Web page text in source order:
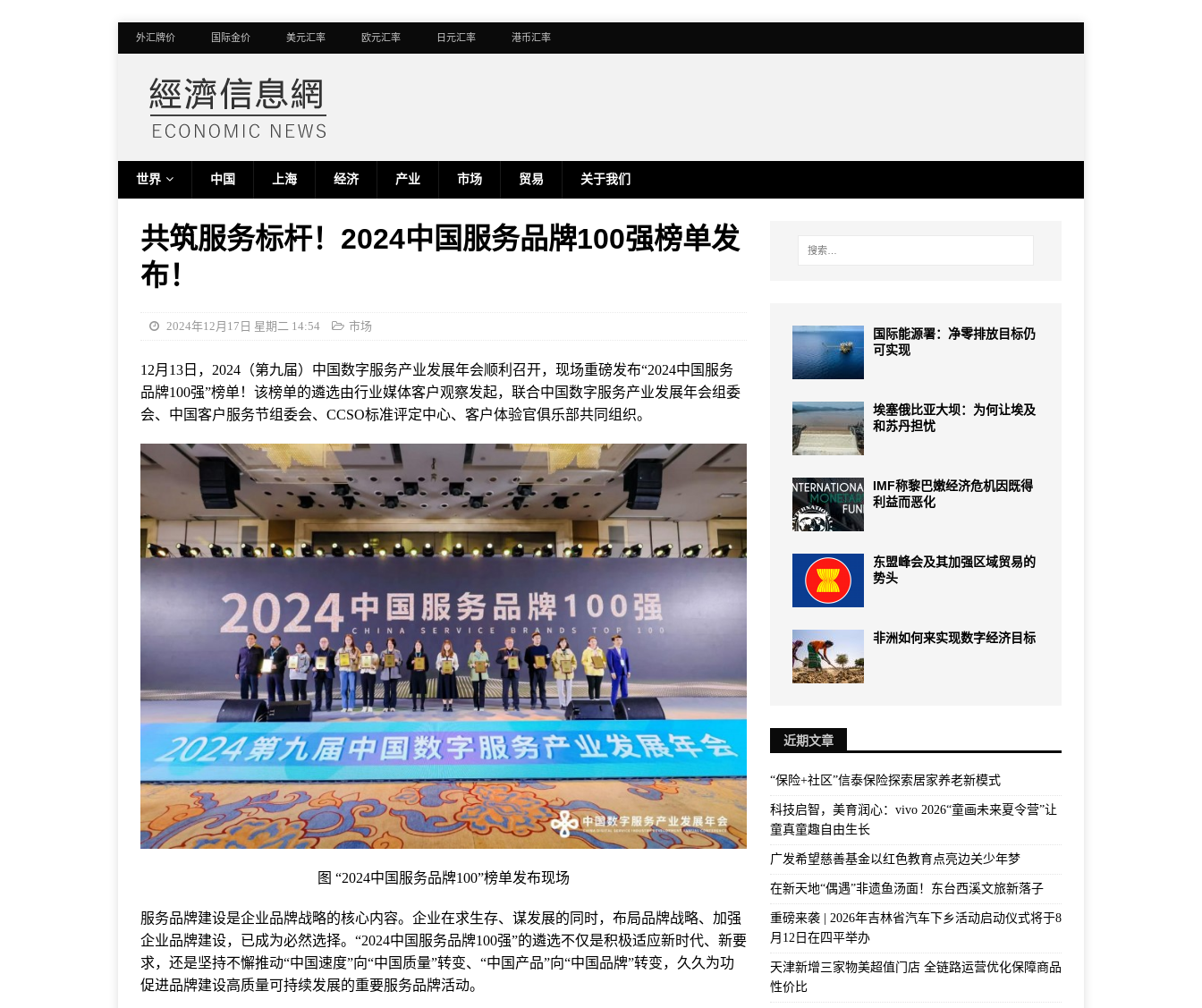
外汇牌价 国际金价 美元汇率 欧元汇率 日元汇率 港币汇率
世界 中国 上海 经济 产业 市场 贸易 关于我们
共筑服务标杆！2024中国服务品牌100强榜单发
布！
2024年12月17日 星期二 14:54 市场
12月13日，2024（第九届）中国数字服务产业发展年会顺利召开，现场重磅发布“2024中国服务
品牌100强”榜单！该榜单的遴选由行业媒体客户观察发起，联合中国数字服务产业发展年会组委
会、中国客户服务节组委会、CCSO标准评定中心、客户体验官俱乐部共同组织。
图 “2024中国服务品牌100”榜单发布现场
服务品牌建设是企业品牌战略的核心内容。企业在求生存、谋发展的同时，布局品牌战略、加强
企业品牌建设，已成为必然选择。“2024中国服务品牌100强”的遴选不仅是积极适应新时代、新要
求，还是坚持不懈推动“中国速度”向“中国质量”转变、“中国产品”向“中国品牌”转变，久久为功
促进品牌建设高质量可持续发展的重要服务品牌活动。
国际能源署：净零排放目标仍
可实现
埃塞俄比亚大坝：为何让埃及
和苏丹担忧
IMF称黎巴嫩经济危机因既得
利益而恶化
东盟峰会及其加强区域贸易的
势头
非洲如何来实现数字经济目标
近期文章
“保险+社区”信泰保险探索居家养老新模式
科技启智，美育润心：vivo 2026“童画未来夏令营”让
童真童趣自由生长
广发希望慈善基金以红色教育点亮边关少年梦
在新天地“偶遇”非遗鱼汤面！东台西溪文旅新落子
重磅来袭 | 2026年吉林省汽车下乡活动启动仪式将于8
月12日在四平举办
天津新增三家物美超值门店 全链路运营优化保障商品
性价比